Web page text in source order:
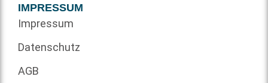
IMPRESSUM
Impressum
Datenschutz
AGB